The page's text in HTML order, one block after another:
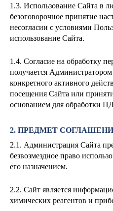
1.3. Использование Сайта в
безоговорочное принятие
несогласии с условиями
использование Сайта.
1.4. Согласие на обработку
получается
конкретного активного
посещения Сайта или
основанием для обработки
2. ПРЕДМЕТ
2.1. Администрация Сайта
безвозмездное право
его назначением.
2.2. Сайт является
химических реагентов и